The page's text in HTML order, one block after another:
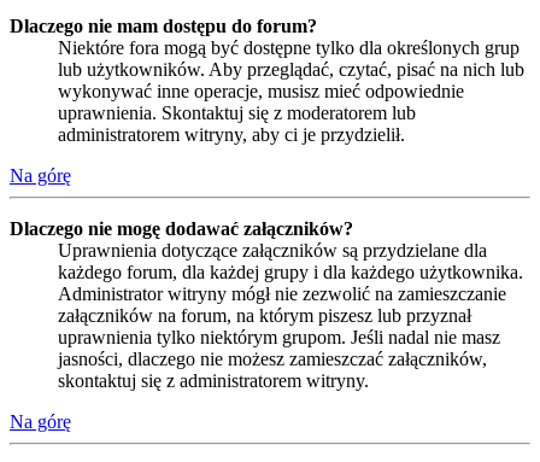
Dlaczego nie mam dostępu do forum?
Niektóre fora mogą być dostępne tylko dla określonych grup
lub użytkowników. Aby przeglądać, czytać, pisać na nich lub
wykonywać inne operacje, musisz mieć odpowiednie
uprawnienia. Skontaktuj się z moderatorem lub
administratorem witryny, aby ci je przydzielił.
Na górę
Dlaczego nie mogę dodawać załączników?
Uprawnienia dotyczące załączników są przydzielane dla
każdego forum, dla każdej grupy i dla każdego użytkownika.
Administrator witryny mógł nie zezwolić na zamieszczanie
załączników na forum, na którym piszesz lub przyznał
uprawnienia tylko niektórym grupom. Jeśli nadal nie masz
jasności, dlaczego nie możesz zamieszczać załączników,
skontaktuj się z administratorem witryny.
Na górę